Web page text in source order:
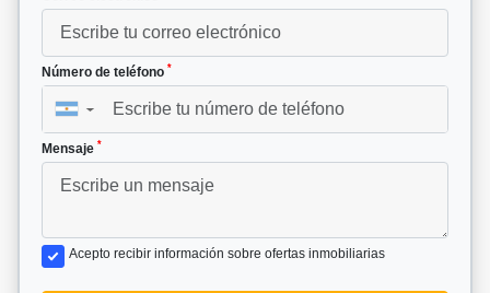
Número de teléfono *
▼
Mensaje *
Acepto recibir información sobre ofertas inmobiliarias